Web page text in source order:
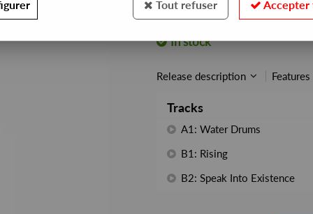
NLRN-005
In stock
Release description Features
Tracks
A1: Water Drums
B1: Rising
B2: Speak Into Existence
Tout refuser Accepter